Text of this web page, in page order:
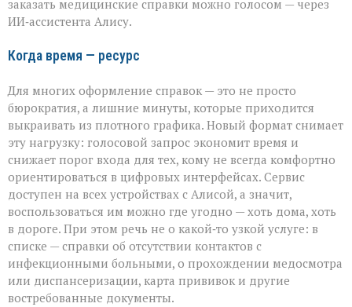
заказать медицинские справки можно голосом — через
ИИ‑ассистента Алису.
Когда время — ресурс
Для многих оформление справок — это не просто
бюрократия, а лишние минуты, которые приходится
выкраивать из плотного графика. Новый формат снимает
эту нагрузку: голосовой запрос экономит время и
снижает порог входа для тех, кому не всегда комфортно
ориентироваться в цифровых интерфейсах. Сервис
доступен на всех устройствах с Алисой, а значит,
воспользоваться им можно где угодно — хоть дома, хоть
в дороге. При этом речь не о какой‑то узкой услуге: в
списке — справки об отсутствии контактов с
инфекционными больными, о прохождении медосмотра
или диспансеризации, карта прививок и другие
востребованные документы.